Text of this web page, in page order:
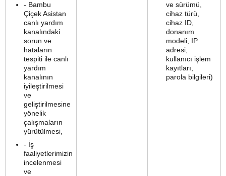
- Bambu
Çiçek Asistan
canlı yardım
kanalındaki
sorun ve
hataların
tespiti ile canlı
yardım
kanalının
iyileştirilmesi
ve
geliştirilmesine
yönelik
çalışmaların
yürütülmesi,
- İş
faaliyetlerimizin
incelenmesi
ve
ve sürümü,
cihaz türü,
cihaz ID,
donanım
modeli, IP
adresi,
kullanıcı işlem
kayıtları,
parola bilgileri)